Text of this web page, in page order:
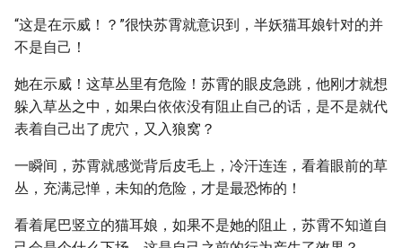
“这是在示威！？”很快苏霄就意识到，半妖猫耳娘针对的并
不是自己！
她在示威！这草丛里有危险！苏霄的眼皮急跳，他刚才就想
躲入草丛之中，如果白依依没有阻止自己的话，是不是就代
表着自己出了虎穴，又入狼窝？
一瞬间，苏霄就感觉背后皮毛上，冷汗连连，看着眼前的草
丛，充满忌惮，未知的危险，才是最恐怖的！
看着尾巴竖立的猫耳娘，如果不是她的阻止，苏霄不知道自